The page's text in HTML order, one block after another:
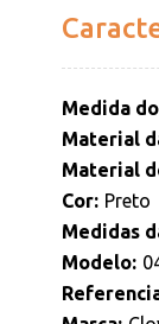
Medida
Material
Material
Cor Preto
Medidas
Modelo